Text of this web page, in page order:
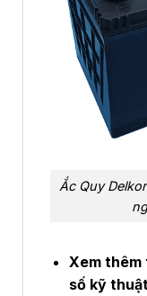
Ắc Quy
Xem thêm
số kỹ